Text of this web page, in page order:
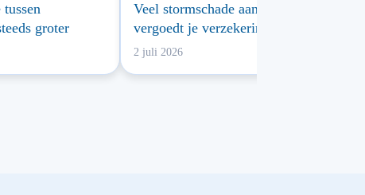
groter
Veel stormschade aan auto’s: wat
vergoedt je verzekering?
2 juli 2026